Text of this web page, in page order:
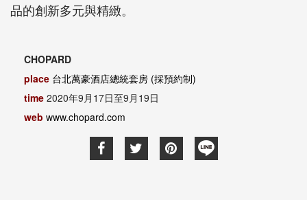
品的創新多元與精緻。
CHOPARD
place 台北萬豪酒店總統套房 (採預約制)
time 2020年9月17日至9月19日
web www.chopard.com